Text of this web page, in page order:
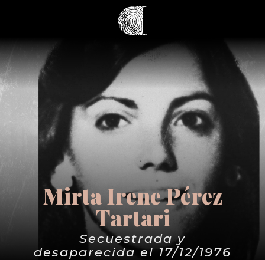
Mirta Irene Pérez
Tartari
Secuestrada y
desaparecida el 17/12/1976